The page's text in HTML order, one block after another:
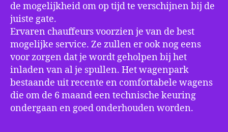
de mogelijkheid om op tijd te verschijnen bij de
juiste gate.
Ervaren chauffeurs voorzien je van de best
mogelijke service. Ze zullen er ook nog eens
voor zorgen dat je wordt geholpen bij het
inladen van al je spullen. Het wagenpark
bestaande uit recente en comfortabele wagens
die om de 6 maand een technische keuring
ondergaan en goed onderhouden worden.